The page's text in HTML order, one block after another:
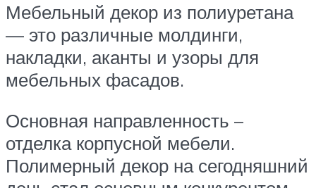
Мебельный декор из полиуретана
— это различные молдинги,
накладки, аканты и узоры для
мебельных фасадов.
Основная направленность –
отделка корпусной мебели.
Полимерный декор на сегодняшний